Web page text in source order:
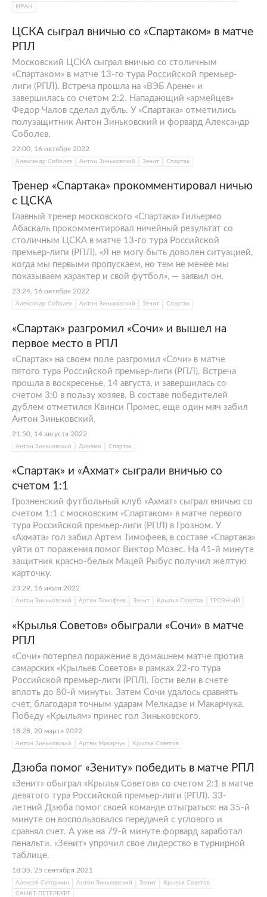
ИРАН
ЦСКА сыграл вничью со «Спартаком» в матче
РПЛ
Московский ЦСКА сыграл вничью со столичным
«Спартаком» в матче 13-го тура Российской премьер-
лиги (РПЛ). Встреча прошла на «ВЭБ Арене» и
завершилась со счетом 2:2. Нападающий «армейцев»
Федор Чалов сделал дубль. У «Спартака» отметились
полузащитник Антон Зиньковский и форвард Александр
Соболев.
22:00, 16 октября 2022
Александр Соболев Антон Зиньковский Зенит Спартак
Тренер «Спартака» прокомментировал ничью
с ЦСКА
Главный тренер московского «Спартака» Гильермо
Абаскаль прокомментировал ничейный результат со
столичным ЦСКА в матче 13-го тура Российской
премьер-лиги (РПЛ). «Я не могу быть доволен ситуацией,
когда мы первыми пропускаем, но тем не менее мы
показываем характер и свой футбол», — заявил он.
23:24, 16 октября 2022
Александр Соболев Антон Зиньковский Зенит Спартак
«Спартак» разгромил «Сочи» и вышел на
первое место в РПЛ
«Спартак» на своем поле разгромил «Сочи» в матче
пятого тура Российской премьер-лиги (РПЛ). Встреча
прошла в воскресенье, 14 августа, и завершилась со
счетом 3:0 в пользу хозяев. В составе победителей
дублем отметился Квинси Промес, еще один мяч забил
Антон Зиньковский.
21:50, 14 августа 2022
Антон Зиньковский Динамо Спартак
«Спартак» и «Ахмат» сыграли вничью со
счетом 1:1
Грозненский футбольный клуб «Ахмат» сыграл вничью со
счетом 1:1 с московским «Спартаком» в матче первого
тура Российской премьер-лиги (РПЛ) в Грозном. У
«Ахмата» гол забил Артем Тимофеев, в составе «Спартака»
уйти от поражения помог Виктор Мозес. На 41-й минуте
защитник красно-белых Мацей Рыбус получил желтую
карточку.
23:29, 16 июля 2022
Антон Зиньковский Артем Тимофеев Зенит Крылья Советов ГРОЗНЫЙ
«Крылья Советов» обыграли «Сочи» в матче
РПЛ
«Сочи» потерпел поражение в домашнем матче против
самарских «Крыльев Советов» в рамках 22-го тура
Российской премьер-лиги (РПЛ). Гости вели в счете
вплоть до 80-й минуты. Затем Сочи удалось сравнять
счет, благодаря точным ударам Мелкадзе и Макарчука.
Победу «Крыльям» принес гол Зиньковского.
18:28, 20 марта 2022
Антон Зиньковский Артем Макарчук Крылья Советов
Дзюба помог «Зениту» победить в матче РПЛ
«Зенит» обыграл «Крылья Советов» со счетом 2:1 в матче
девятого тура Российской премьер-лиги (РПЛ). 33-
летний Дзюба помог своей команде отыграться: на 35-й
минуте он воспользовался передачей с углового и
сравнял счет. А уже на 79-й минуте форвард заработал
пенальти. «Зенит» упрочил свое лидерство в турнирной
таблице.
18:35, 25 сентября 2021
Алексей Сутормин Антон Зиньковский Зенит
Крылья Советов
САНКТ-ПЕТЕРБУРГ